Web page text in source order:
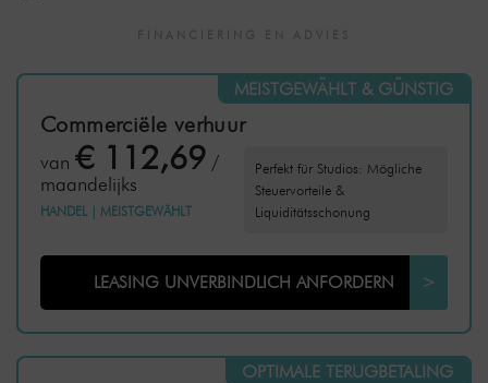
MEISTGEWÄHLT & GÜNSTIG
Commerciële verhuur
Perfekt für Studios: Mögliche
Steuervorteile &
Liquiditätsschonung
van € 112,69 /
maandelijks
HANDEL MEISTGEWÄHLT
LEASING UNVERBINDLICH ANFORDERN >
OPTIMALE TERUGBETALING